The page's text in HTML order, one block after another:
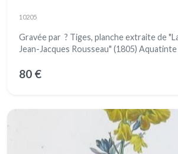
10205
Gravée par ? Tiges, planche extraite de
Jean-Jacques Rousseau" (1805) Aquatinte
80 €